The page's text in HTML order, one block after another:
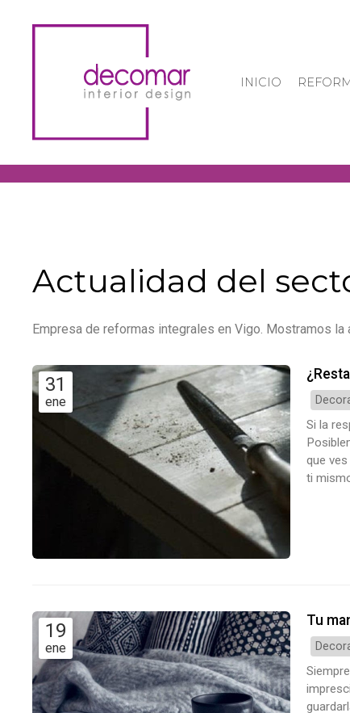
INICIO
Actualidad del
Empresa de reformas integrales en Vigo. Mostramos
31
ene
Si la
que
ti
19
ene
Tu